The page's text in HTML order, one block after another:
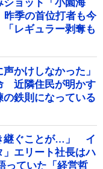
ショット「小園海
季の首位打者も今
レギュラー剥奪も
かけしなかった」
近隣住民が明かす
の鉄則になっている
継ぐことが…」 イ
エリート社長はハ
ていた「経営哲